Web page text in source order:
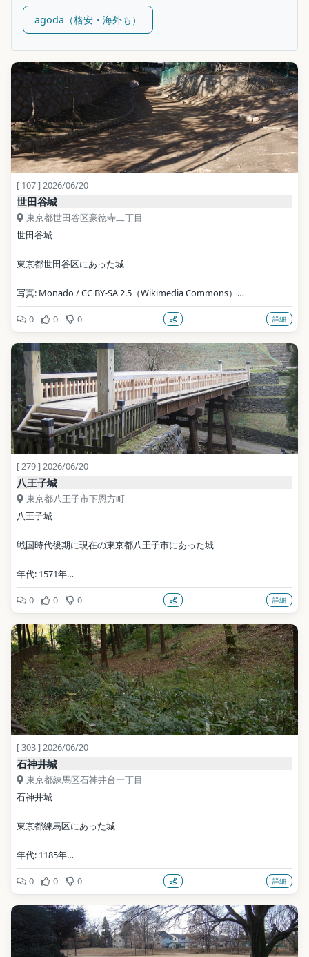
agoda（格安・海外も）
[ 107 ] 2026/06/20
世田谷城
東京都世田谷区豪徳寺二丁目
世田谷城
東京都世田谷区にあった城
写真: Monado / CC BY-SA 2.5（Wikimedia Commons）
地点データ: Wikidata (CC0)
0 0 0 詳細
[ 279 ] 2026/06/20
八王子城
東京都八王子市下恩方町
八王子城
戦国時代後期に現在の東京都八王子市にあった城
年代: 1571年
公式サイト:
https://www.city.hachioji.tokyo.jp/kurashi/kyoiku/005/bunkazaikan
renshisetsu/p005201.html
写真: Mocchy / Public domain（Wikimedia Commons）
地点データ: Wikidata (CC0)
0 0 0 詳細
[ 303 ] 2026/06/20
石神井城
東京都練馬区石神井台一丁目
石神井城
東京都練馬区にあった城
年代: 1185年
写真: by Monado / CC BY-SA 2.5（Wikimedia Commons）
地点データ: Wikidata (CC0)
0 0 0 詳細